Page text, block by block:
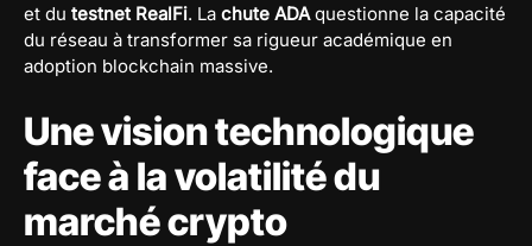
et du testnet RealFi. La chute ADAquestionne la capacité
du réseau à transformer sa rigueur académique en
adoption blockchain massive.
Une vision technologique
face à la volatilité du
marché crypto